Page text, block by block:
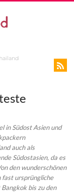
in Südost Asien und
auch als
Südostasien, da es
den wunderschönen
fast ursprüngliche
bis zu den